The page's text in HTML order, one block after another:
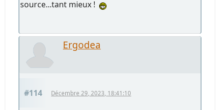
source...tant mieux !
Ergodea
#114 Décembre 29, 2023, 18:41:10